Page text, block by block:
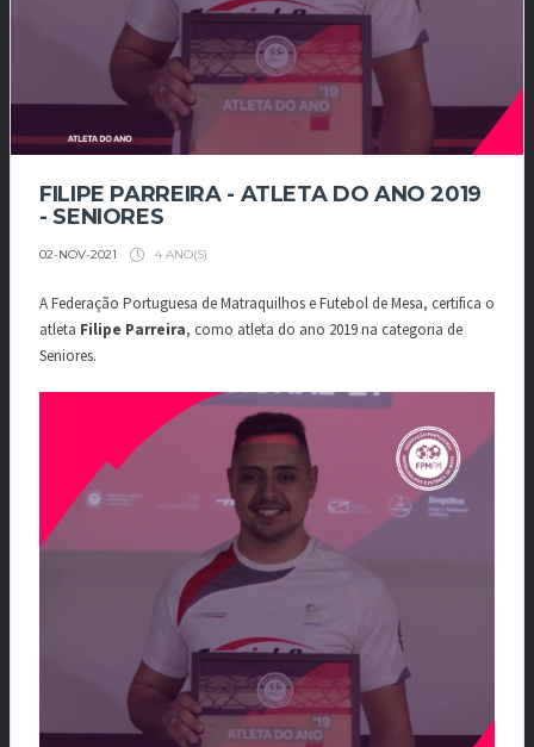
FILIPE PARREIRA - ATLETA DO ANO 2019
- SENIORES
02-NOV-2021 4 ANO(S)
A Federação Portuguesa de Matraquilhos e Futebol de Mesa, certifica o
atleta Filipe Parreira, como atleta do ano 2019 na categoria de
Seniores.